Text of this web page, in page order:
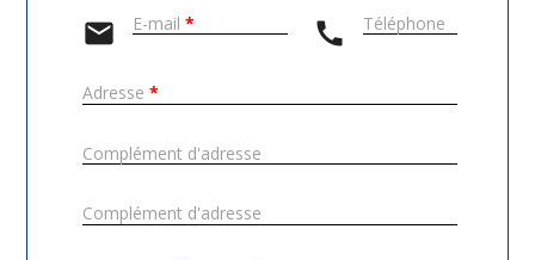
mail E-mail* call Téléphone
Adresse*
Complément d'adresse
Complément d'adresse